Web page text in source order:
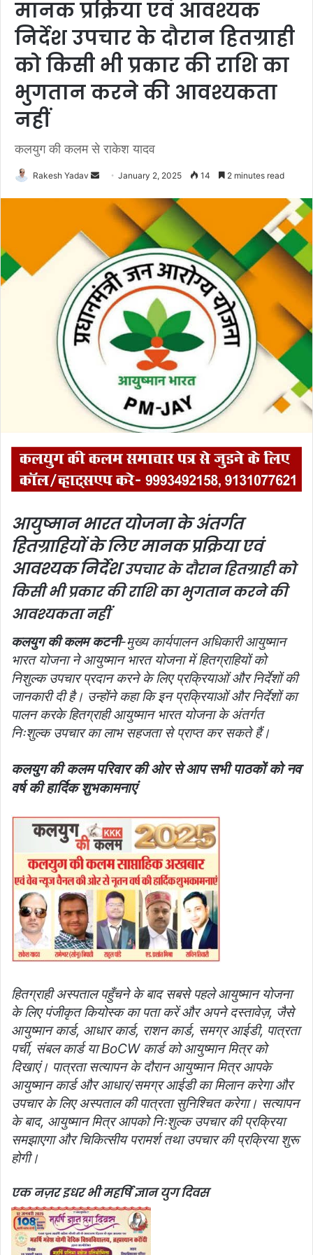
मानक प्रक्रिया एवं आवश्यक
निर्देश उपचार के दौरान हितग्राही
को किसी भी प्रकार की राशि का
भुगतान करने की आवश्यकता
नहीं
कलयुग की कलम से राकेश यादव
Rakesh Yadav
n
e
m
a
i
l
January 2, 2025 14 2 minutes read
आयुष्मान भारत योजना के अंतर्गत
हितग्राहियों के लिए मानक प्रक्रिया एवं
आवश्यक निर्देशउपचार के दौरान हितग्राही को
किसी भी प्रकार की राशि का भुगतान करने की
आवश्यकता नहीं
कलयुग की कलम कटनी-मुख्य कार्यपालन अधिकारी आयुष्मान
भारत योजना ने आयुष्मान भारत योजना में हितग्राहियों को
निशुल्क उपचार प्रदान करने के लिए प्रक्रियाओं और निर्देशों की
जानकारी दी है। उन्होंने कहा कि इन प्रक्रियाओं और निर्देशों का
पालन करके हितग्राही आयुष्मान भारत योजना के अंतर्गत
निःशुल्क उपचार का लाभ सहजता से प्राप्त कर सकते हैं।
कलयुग की कलम परिवार की ओर से आप सभी पाठकों को नव
वर्ष की हार्दिक शुभकामनाएं
हितग्राही अस्पताल पहुँचने के बाद सबसे पहले आयुष्मान योजना
के लिए पंजीकृत कियोस्क का पता करें और अपने दस्तावेज़, जैसे
आयुष्मान कार्ड, आधार कार्ड, राशन कार्ड, समग्र आईडी, पात्रता
पर्ची, संबल कार्ड या BoCW कार्ड को आयुष्मान मित्र को
दिखाएं। पात्रता सत्यापन के दौरान आयुष्मान मित्र आपके
आयुष्मान कार्ड और आधार/समग्र आईडी का मिलान करेगा और
उपचार के लिए अस्पताल की पात्रता सुनिश्चित करेगा। सत्यापन
के बाद, आयुष्मान मित्र आपको निःशुल्क उपचार की प्रक्रिया
समझाएगा और चिकित्सीय परामर्श तथा उपचार की प्रक्रिया शुरू
होगी।
एक नज़र इधर भी महर्षि ज्ञान युग दिवस